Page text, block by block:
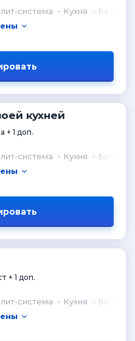
система Кухня
Балкон
кухней
+ 1 доп.
система Кухня
Балкон
+ 1 доп.
система Кухня
Балкон